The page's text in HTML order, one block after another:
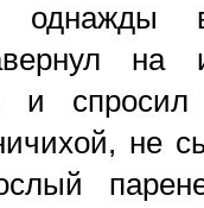
однажды
на
и
не